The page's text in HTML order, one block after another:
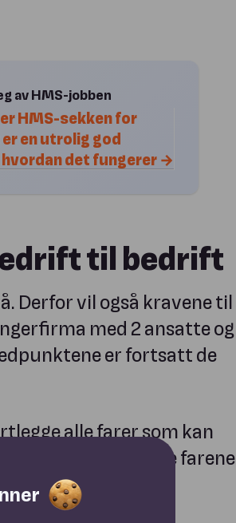
av HMS-jobben
HMS-sekken for
en utrolig god
det fungerer →
til bedrift
Derfor vil også kravene til
med 2 ansatte og
er fortsatt de
alle farer som kan
risikoen for at disse farene
og behandler